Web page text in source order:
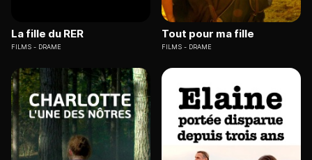
La fille du RER
FILMS DRAME
Tout pour ma fille
FILMS DRAME